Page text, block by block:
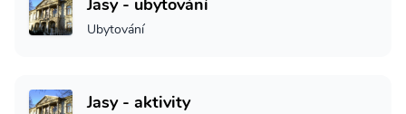
Ubytování
Jasy - aktivity